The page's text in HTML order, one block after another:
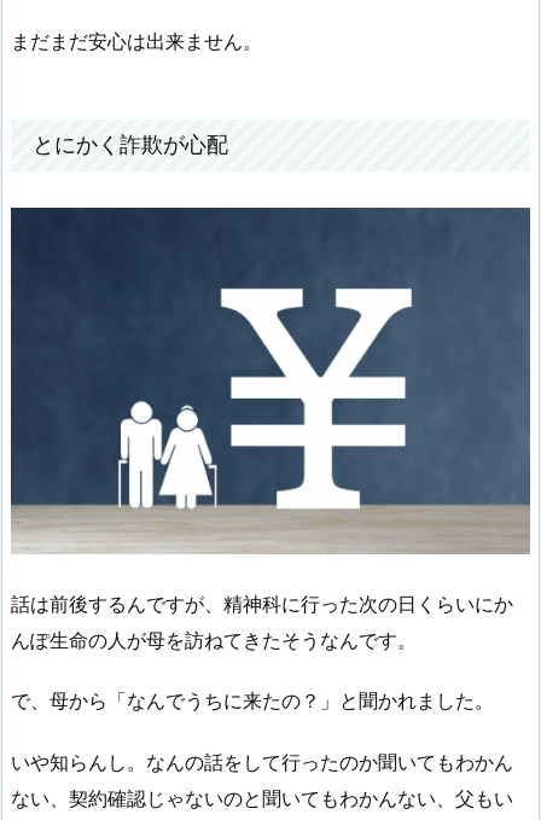
まだまだ安心は出来ません。
とにかく詐欺が心配
話は前後するんですが、精神科に行った次の日くらいにか
んぽ生命の人が母を訪ねてきたそうなんです。
で、母から「なんでうちに来たの？」と聞かれました。
いや知らんし。なんの話をして行ったのか聞いてもわかん
ない、契約確認じゃないのと聞いてもわかんない、父もい